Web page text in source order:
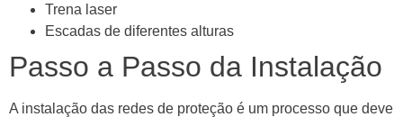
Trena laser
Escadas de diferentes alturas
Passo a Passo da Instalação
A instalação das redes de proteção é um processo que deve